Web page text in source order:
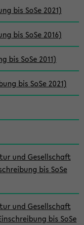
bis SoSe 2021)
bis SoSe 2016)
bis SoSe 2011)
bis SoSe 2021)
und Gesellschaft
bis SoSe
und Gesellschaft
bis SoSe